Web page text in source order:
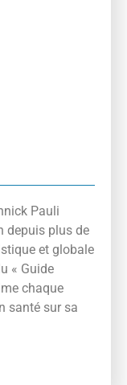
Pauli
depuis plus de
et globale
« Guide
chaque
santé sur sa